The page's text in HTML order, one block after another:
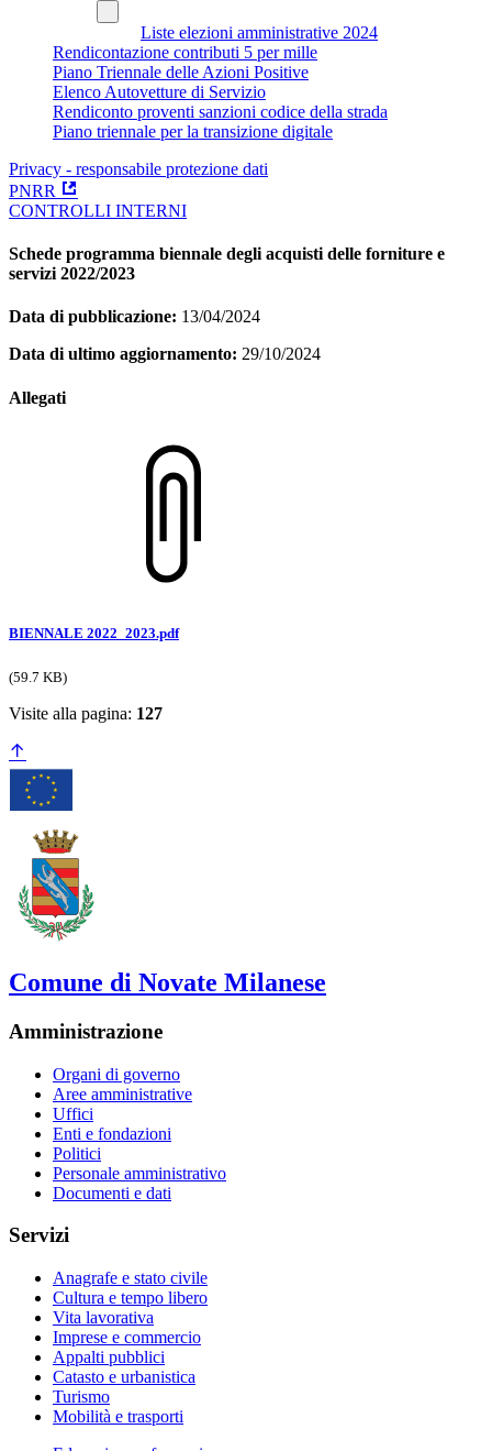
Liste elezioni amministrative 2024
Rendicontazione contributi 5 per mille
Piano Triennale delle Azioni Positive
Elenco Autovetture di Servizio
Rendiconto proventi sanzioni codice della strada
Piano triennale per la transizione digitale
Privacy - responsabile protezione dati
PNRR
CONTROLLI INTERNI
Schede programma biennale degli acquisti delle forniture e
servizi 2022/2023
Data di pubblicazione: 13/04/2024
Data di ultimo aggiornamento: 29/10/2024
Allegati
BIENNALE 2022_2023.pdf
(59.7 KB)
Visite alla pagina: 127
Comune di Novate Milanese
Amministrazione
Organi di governo
Aree amministrative
Uffici
Enti e fondazioni
Politici
Personale amministrativo
Documenti e dati
Servizi
Anagrafe e stato civile
Cultura e tempo libero
Vita lavorativa
Imprese e commercio
Appalti pubblici
Catasto e urbanistica
Turismo
Mobilità e trasporti